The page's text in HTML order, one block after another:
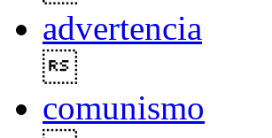
advertencia
comunismo